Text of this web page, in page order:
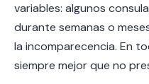
variables: algunos
durante semanas o
la incomparecencia. En
siempre mejor que no